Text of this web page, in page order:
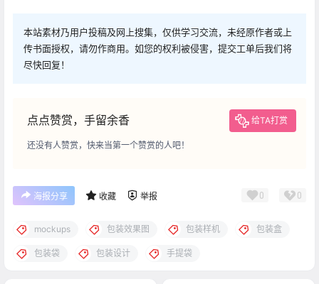
本站素材乃用户投稿及网上搜集，仅供学习交流，未经原作者或上
传书面授权，请勿作商用。如您的权利被侵害，提交工单后我们将
尽快回复！
点点赞赏，手留余香 给TA打赏
还没有人赞赏，快来当第一个赞赏的人吧！
海报分享 收藏 举报 0 0
mockups 包装效果图 包装样机 包装盒
包装袋 包装设计 手提袋